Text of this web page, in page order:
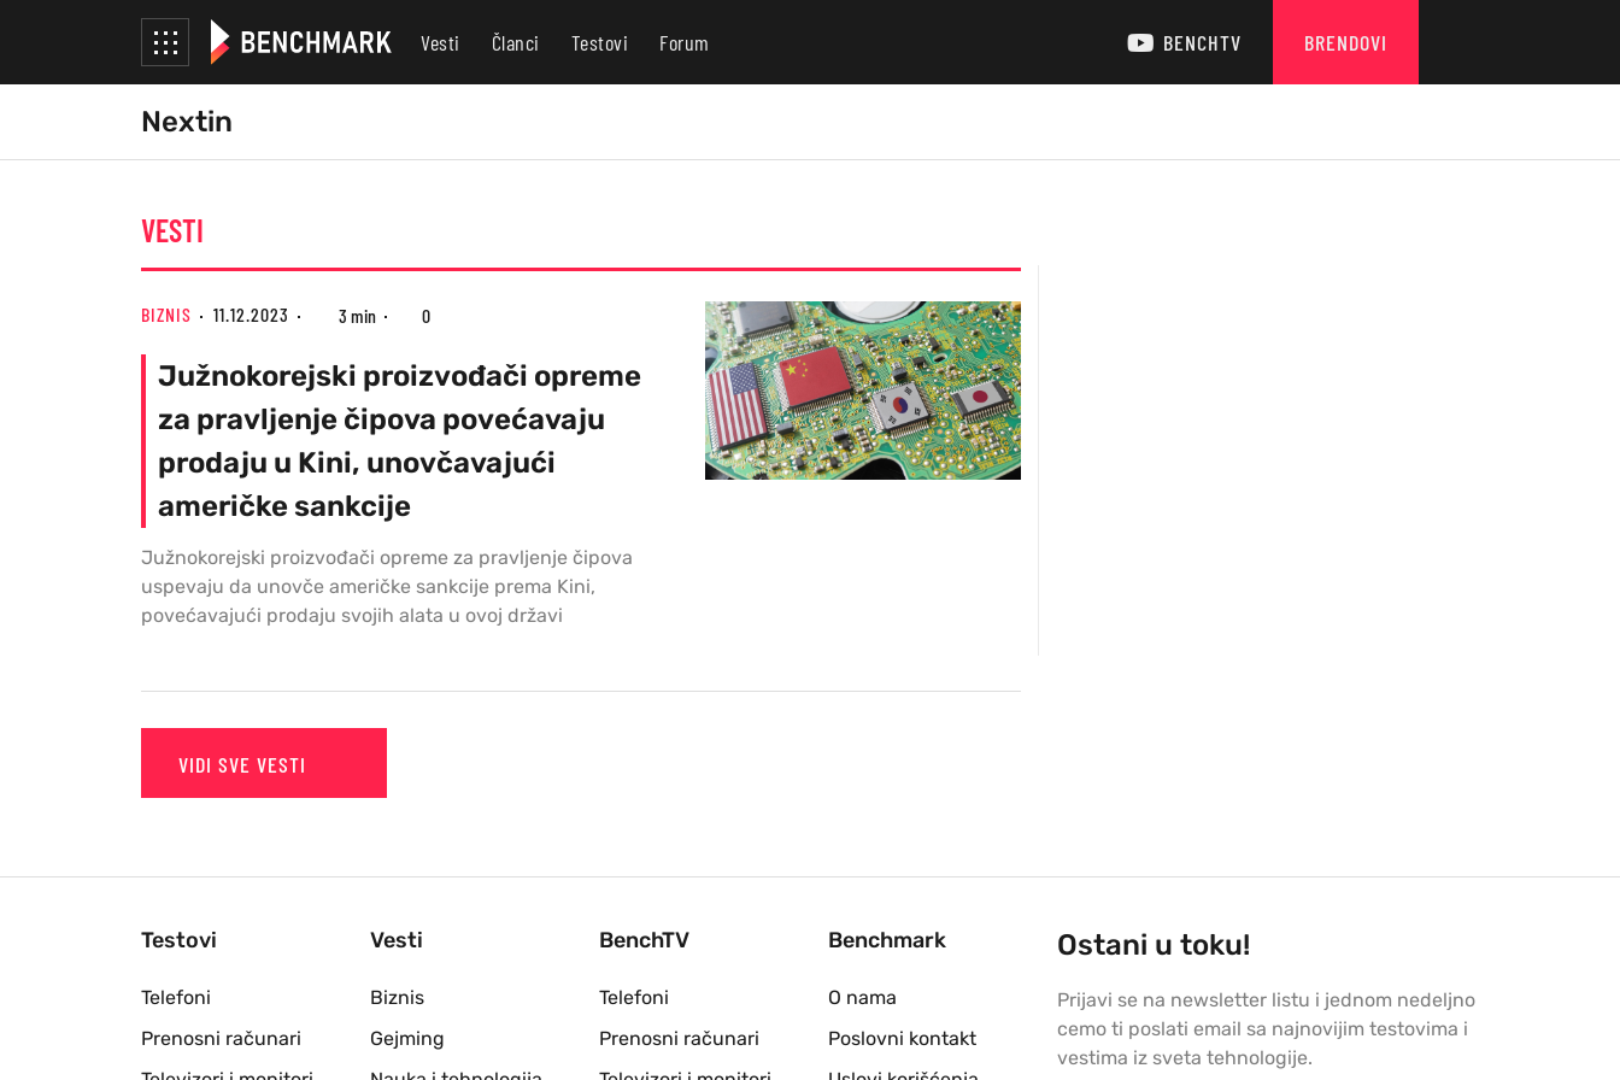
Vesti Članci Testovi Forum BENCHTV BRENDOVI
Nextin
VESTI
BIZNIS 11.12.2023 3 min 0
Južnokorejski proizvođači opreme
za pravljenje čipova povećavaju
prodaju u Kini, unovčavajući
američke sankcije
Južnokorejski proizvođači opreme za pravljenje čipova
uspevaju da unovče američke sankcije prema Kini,
povećavajući prodaju svojih alata u ovoj državi
VIDI SVE VESTI
Testovi
Telefoni
Prenosni računari
Vesti
Biznis
Gejming
BenchTV
Telefoni
Prenosni računari
Benchmark
O nama
Poslovni kontakt
Ostani u toku!
Prijavi se na newsletter listu i jednom nedeljno
cemo ti poslati email sa najnovijim testovima i
vestima iz sveta tehnologije.